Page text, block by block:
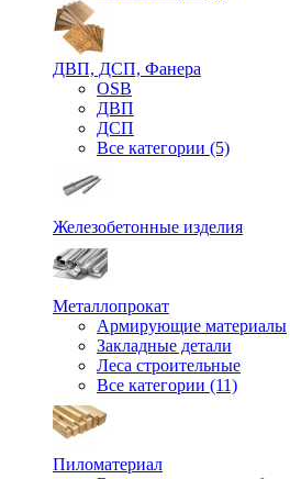
ДВП, ДСП, Фанера
OSB
ДВП
ДСП
Все категории (5)
Железобетонные изделия
Металлопрокат
Армирующие материалы
Закладные детали
Леса строительные
Все категории (11)
Пиломатериал